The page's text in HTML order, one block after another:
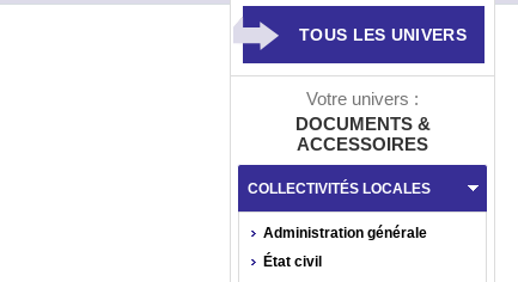
TOUS LES UNIVERS
Votre univers :
DOCUMENTS &
ACCESSOIRES
COLLECTIVITÉS LOCALES
Administration générale
État civil